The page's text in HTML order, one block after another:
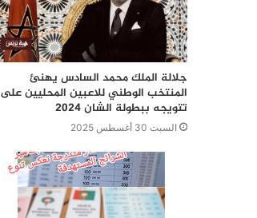
جلالة الملك محمد السادس يهنئ
المنتخب الوطني للاعبين المحليين على
تتويجه ببطولة الشان 2024
السبت 30 أغسطس 2025